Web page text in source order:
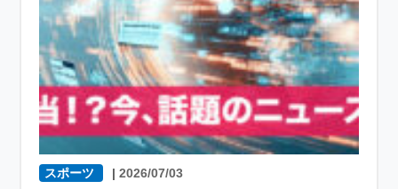
スポーツ |2026/07/03